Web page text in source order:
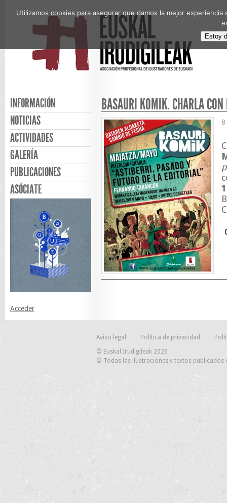
INFORMACIÓN
NOTICIAS
ACTIVIDADES
GALERÍA
PUBLICACIONES
ASÓCIATE
Acceder
BASAURI KOMIK. CHARLA
Aviso legal Política de privacidad
© Euskal Irudigileak 2026
© Todas las ilustraciones y textos publicados
Utilizamos cookies para asegurar que damos la mejor
Estoy